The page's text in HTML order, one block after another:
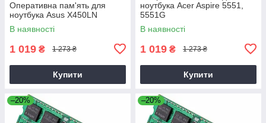
Оперативна пам'ять для
ноутбука Asus X450LN
В наявності
1 019 ₴ 1 273 ₴
Купити
ноутбука Acer Aspire 5551,
5551G
В наявності
1 019 ₴ 1 273 ₴
Купити
–20% –20%